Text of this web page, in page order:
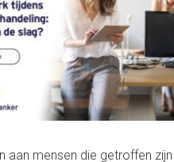
aan mensen die getroffen